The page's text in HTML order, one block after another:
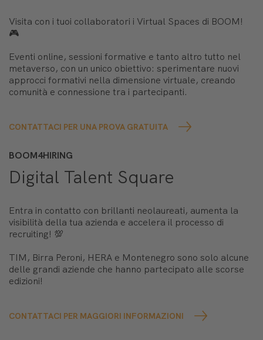
Visita con i tuoi collaboratori i Virtual Spaces di BOOM!
🎮
Eventi online, sessioni formative e tanto altro tutto nel
metaverso, con un unico obiettivo: sperimentare nuovi
approcci formativi nella dimensione virtuale, creando
comunità e connessione tra i partecipanti.
CONTATTACI PER UNA PROVA GRATUITA
BOOM4HIRING
Digital Talent Square
Entra in contatto con brillanti neolaureati, aumenta la
visibilità della tua azienda e accelera il processo di
recruiting! 💯
TIM, Birra Peroni, HERA e Montenegro sono solo alcune
delle grandi aziende che hanno partecipato alle scorse
edizioni!
CONTATTACI PER MAGGIORI INFORMAZIONI